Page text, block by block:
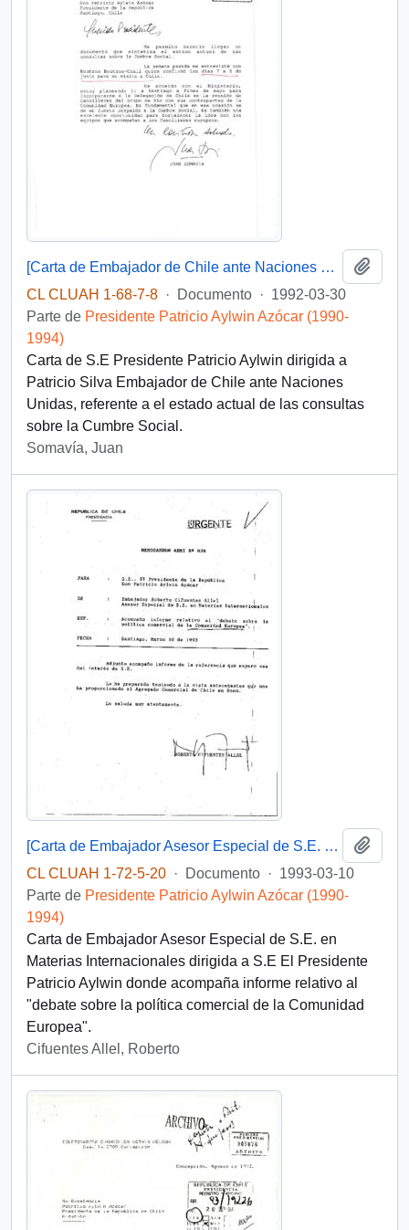
[Carta de Embajador de Chile ante Naciones Unidas]
CL CLUAH 1-68-7-8 · Documento · 1992-03-30
Parte de Presidente Patricio Aylwin Azócar (1990-
1994)
Carta de S.E Presidente Patricio Aylwin dirigida a
Patricio Silva Embajador de Chile ante Naciones
Unidas, referente a el estado actual de las consultas
sobre la Cumbre Social.
Somavía, Juan
[Carta de Embajador Asesor Especial de S.E. en Materias Internacionales dirigida a S.E El Presidente Patricio Aylwin]
CL CLUAH 1-72-5-20 · Documento · 1993-03-10
Parte de Presidente Patricio Aylwin Azócar (1990-
1994)
Carta de Embajador Asesor Especial de S.E. en
Materias Internacionales dirigida a S.E El Presidente
Patricio Aylwin donde acompaña informe relativo al
"debate sobre la política comercial de la Comunidad
Europea".
Cifuentes Allel, Roberto